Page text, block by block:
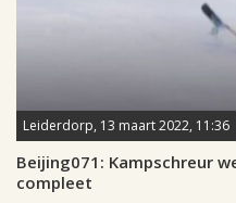
Leiderdorp, 13 maart 2022, 11:36
Beijing071: Kampschreur
compleet